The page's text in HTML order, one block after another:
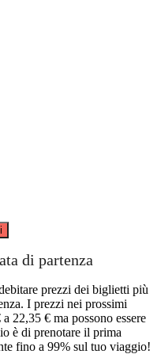
di partenza
prezzi dei biglietti più
I prezzi nei prossimi
22,35 € ma possono essere
è di prenotare il prima
fino a 99% sul tuo viaggio!